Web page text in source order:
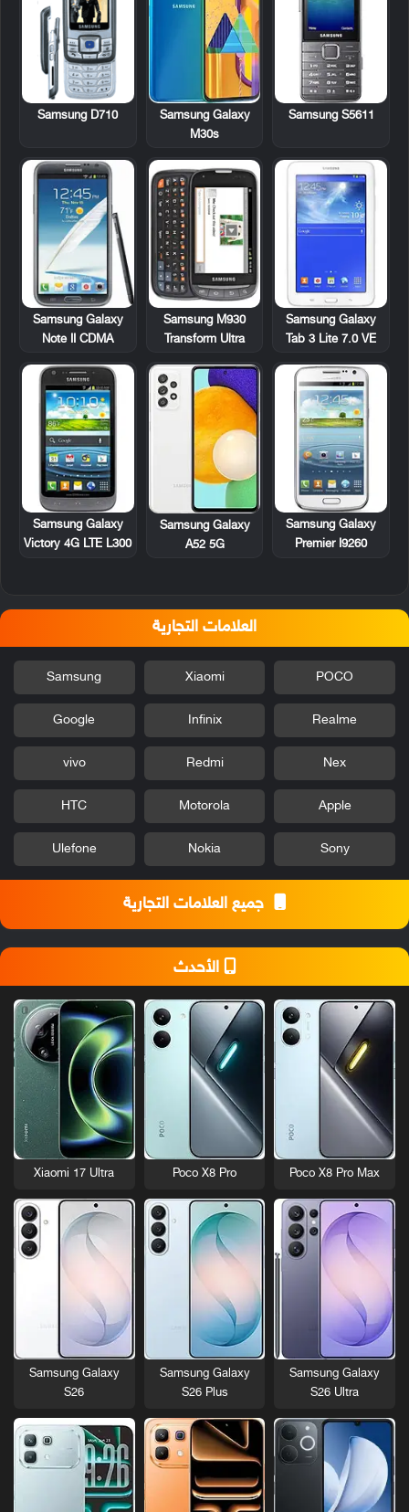
Samsung S5611
Samsung Galaxy
M30s
Samsung D710
Samsung Galaxy
Tab 3 Lite 7.0 VE
Samsung M930
Transform Ultra
Samsung Galaxy
Note II CDMA
Samsung Galaxy
Premier I9260
Samsung Galaxy
A52 5G
Samsung Galaxy
Victory 4G LTE L300
العلامات التجارية
POCO
Xiaomi
Samsung
Realme
Infinix
Google
Nex
Redmi
vivo
Apple
Motorola
HTC
Sony
Nokia
Ulefone
جميع العلامات التجارية
الأحدث
Poco X8 Pro Max
Poco X8 Pro
Xiaomi 17 Ultra
Samsung Galaxy
S26 Ultra
Samsung Galaxy
S26 Plus
Samsung Galaxy
S26